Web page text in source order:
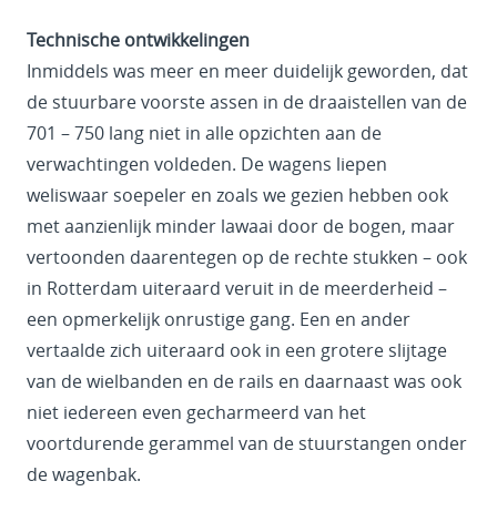
Technische ontwikkelingen
Inmiddels was meer en meer duidelijk geworden, dat
de stuurbare voorste assen in de draaistellen van de
701 – 750 lang niet in alle opzichten aan de
verwachtingen voldeden. De wagens liepen
weliswaar soepeler en zoals we gezien hebben ook
met aanzienlijk minder lawaai door de bogen, maar
vertoonden daarentegen op de rechte stukken – ook
in Rotterdam uiteraard veruit in de meerderheid –
een opmerkelijk onrustige gang. Een en ander
vertaalde zich uiteraard ook in een grotere slijtage
van de wielbanden en de rails en daarnaast was ook
niet iedereen even gecharmeerd van het
voortdurende gerammel van de stuurstangen onder
de wagenbak.